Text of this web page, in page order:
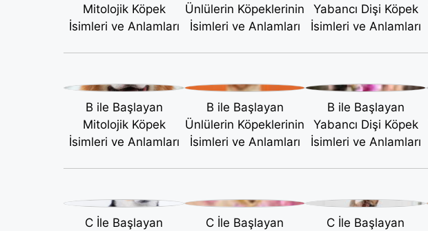
Mitolojik Köpek
İsimleri ve Anlamları
Ünlülerin Köpeklerinin
İsimleri ve Anlamları
Yabancı Dişi Köpek
İsimleri ve Anlamları
B ile Başlayan
Mitolojik Köpek
İsimleri ve Anlamları
B ile Başlayan
Ünlülerin Köpeklerinin
İsimleri ve Anlamları
B ile Başlayan
Yabancı Dişi Köpek
İsimleri ve Anlamları
C İle Başlayan
C İle Başlayan
C İle Başlayan